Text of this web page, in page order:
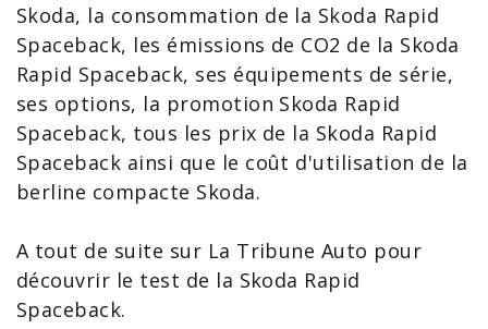
Skoda, la consommation de la Skoda Rapid
Spaceback, les émissions de CO2 de la Skoda
Rapid Spaceback, ses équipements de série,
ses options, la promotion Skoda Rapid
Spaceback, tous les prix de la Skoda Rapid
Spaceback ainsi que le coût d'utilisation de la
berline compacte Skoda.
A tout de suite sur La Tribune Auto pour
découvrir le test de la Skoda Rapid
Spaceback.